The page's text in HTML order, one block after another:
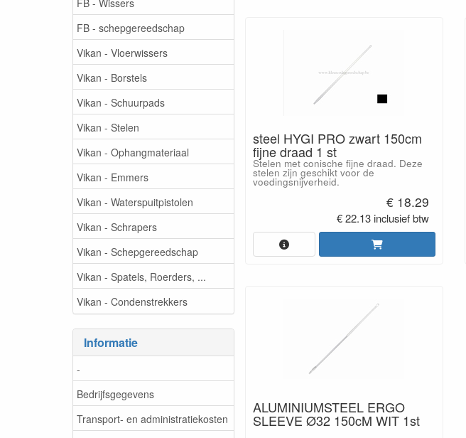
FB - schepgereedschap
Vikan - Vloerwissers
Vikan - Borstels
Vikan - Schuurpads
Vikan - Stelen
Vikan - Ophangmateriaal
Vikan - Emmers
Vikan - Waterspuitpistolen
Vikan - Schrapers
Vikan - Schepgereedschap
Vikan - Spatels, Roerders, ...
Vikan - Condenstrekkers
Informatie
-
Bedrijfsgegevens
Transport- en administratiekosten
steel HYGI PRO zwart 150cm
fijne draad 1 st
Stelen met conische fijne draad. Deze
stelen zijn geschikt voor de
voedingsnijverheid.
€ 18.29
€ 22.13 inclusief btw
ALUMINIUMSTEEL ERGO
SLEEVE Ø32 150cM WIT 1st